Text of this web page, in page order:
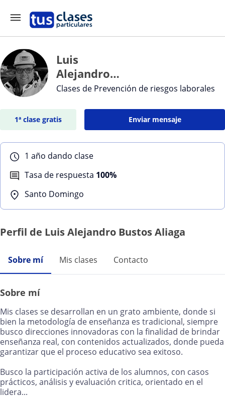
Luis
Alejandro
Bustos Aliaga
Clases de Prevención de riesgos laborales
1ª clase gratis Enviar mensaje
1 año dando clase
Tasa de respuesta 100%
Santo Domingo
Perfil de Luis Alejandro Bustos Aliaga
Sobre mí Mis clases Contacto
Sobre mí
Mis clases se desarrollan en un grato ambiente, donde si
bien la metodología de enseñanza es tradicional, siempre
busco direcciones innovadoras con la finalidad de brindar
enseñanza real, con contenidos actualizados, donde pueda
garantizar que el proceso educativo sea exitoso.
Busco la participación activa de los alumnos, con casos
prácticos, análisis y evaluación critica, orientado en el
lidera...